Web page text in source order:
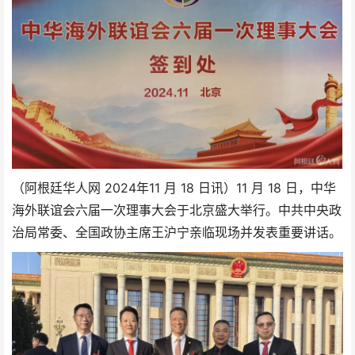
（阿根廷华人网 2024年11 月 18 日讯）11 月 18 日，中华
海外联谊会六届一次理事大会于北京盛大举行。中共中央政
治局常委、全国政协主席王沪宁亲临现场并发表重要讲话。